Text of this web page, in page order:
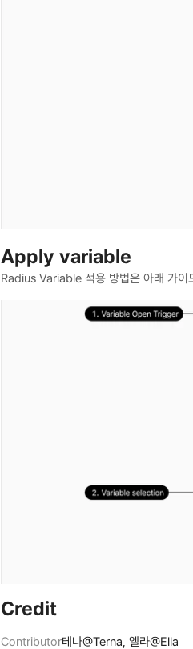
Apply variable
Radius Variable 적용 방법은 아래 가이
Credit
Contributor테나@Terna, 엘라@Ella